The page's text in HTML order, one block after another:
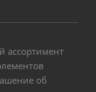
ассортимент
об